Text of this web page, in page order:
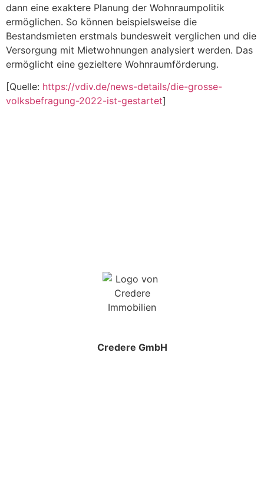
dann eine exaktere Planung der Wohnraumpolitik
ermöglichen. So können beispielsweise die
Bestandsmieten erstmals bundesweit verglichen und die
Versorgung mit Mietwohnungen analysiert werden. Das
ermöglicht eine gezieltere Wohnraumförderung.
[Quelle: https://vdiv.de/news-details/die-grosse-
volksbefragung-2022-ist-gestartet]
Credere GmbH